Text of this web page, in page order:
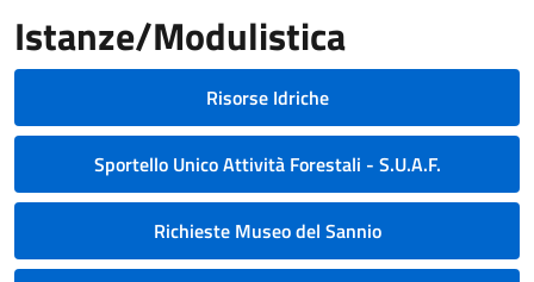
Istanze/Modulistica
Risorse Idriche
Sportello Unico Attività Forestali - S.U.A.F.
Richieste Museo del Sannio